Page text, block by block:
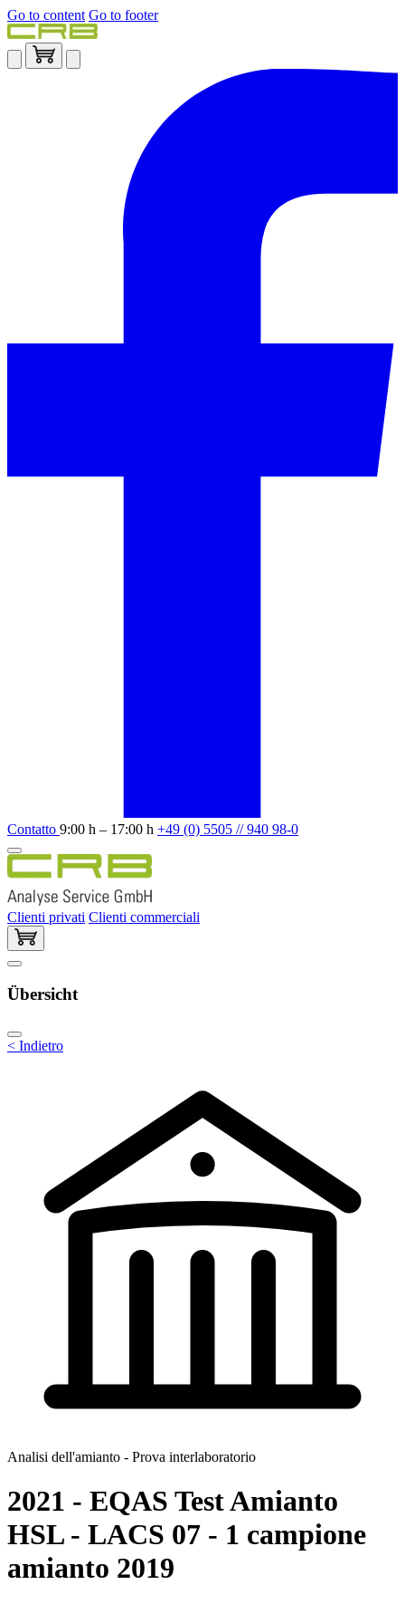
Go to content Go to footer
Contatto 9:00 h – 17:00 h +49 (0) 5505 // 940 98-0
Clienti privati Clienti commerciali
Übersicht
< Indietro
Analisi dell'amianto - Prova interlaboratorio
2021 - EQAS Test Amianto
HSL - LACS 07 - 1 campione
amianto 2019